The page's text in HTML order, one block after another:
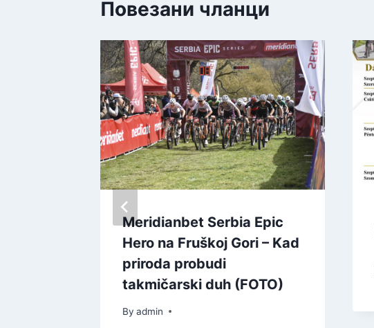
Повезани чланци
Meridianbet Serbia Epic
Hero na Fruškoj Gori – Kad
priroda probudi
takmičarski duh (FOTO)
By admin